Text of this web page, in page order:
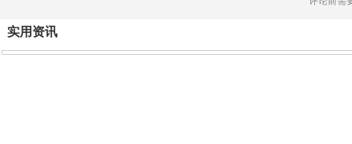
实用资讯